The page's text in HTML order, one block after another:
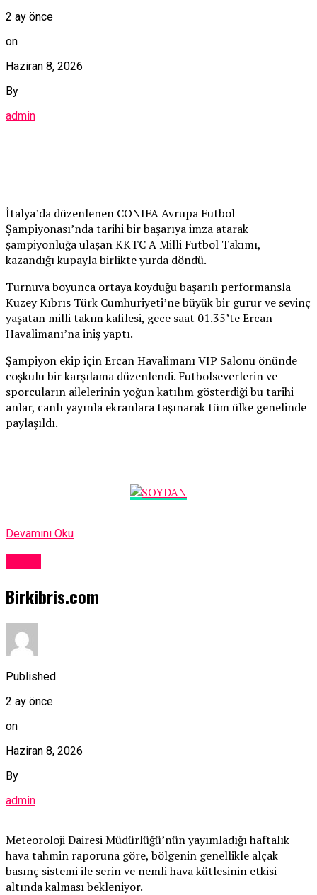
2 ay önce
on
Haziran 8, 2026
By
admin
İtalya’da düzenlenen CONIFA Avrupa Futbol
Şampiyonası’nda tarihi bir başarıya imza atarak
şampiyonluğa ulaşan KKTC A Milli Futbol Takımı,
kazandığı kupayla birlikte yurda döndü.
Turnuva boyunca ortaya koyduğu başarılı performansla
Kuzey Kıbrıs Türk Cumhuriyeti’ne büyük bir gurur ve sevinç
yaşatan milli takım kafilesi, gece saat 01.35’te Ercan
Havalimanı’na iniş yaptı.
Şampiyon ekip için Ercan Havalimanı VIP Salonu önünde
coşkulu bir karşılama düzenlendi. Futbolseverlerin ve
sporcuların ailelerinin yoğun katılım gösterdiği bu tarihi
anlar, canlı yayınla ekranlara taşınarak tüm ülke genelinde
paylaşıldı.
Devamını Oku
Birkibris.com
Published
2 ay önce
on
Haziran 8, 2026
By
admin
Meteoroloji Dairesi Müdürlüğü’nün yayımladığı haftalık
hava tahmin raporuna göre, bölgenin genellikle alçak
basınç sistemi ile serin ve nemli hava kütlesinin etkisi
altında kalması bekleniyor.